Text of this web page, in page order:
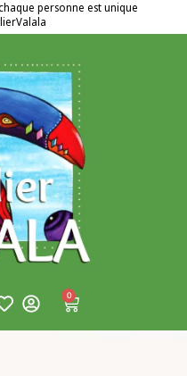
personne est unique
0